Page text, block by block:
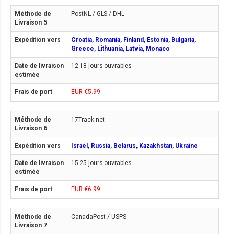
PostNL / GLS / DHL
Croatia, Romania, Finland, Estonia, Bulgaria,
Greece, Lithuania, Latvia, Monaco
12-18 jours ouvrables
EUR €5.99
17Track.net
Israel, Russia, Belarus, Kazakhstan, Ukraine
15-25 jours ouvrables
EUR €6.99
CanadaPost / USPS